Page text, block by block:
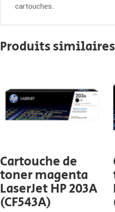
cartouches.
Produits similaires
Cartouche de
toner magenta
LaserJet HP 203A
(CF543A)